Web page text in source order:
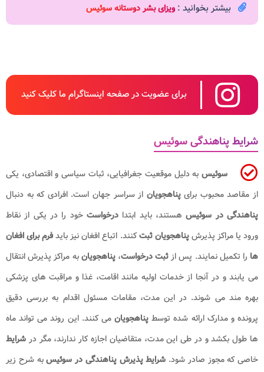
بیشتر بخوانید : ویزای بشر دوستانه سوئیس
برای عضویت در صفحه اینستاگرام ما کلیک کنید
شرایط پناهندگی سوئیس
سوئیس به دلیل موقعیت جغرافیایی، ثبات سیاسی و اقتصادی، یکی
از مقاصد محبوب برایپناهجویان از سراسر جهان است. افرادی که به دنبال
پناهندگی در سوئیسهستند، باید ابتدا درخواست خود را در یکی از نقاط
ورود یا مراکز پذیرشپناهجویان ثبتکنند. اتباع افغان نیز بایدفرم برای افغان
ها را تکمیل نمایند. پس ازثبت درخواست،پناهجویانبه مراکز پذیرش انتقال
می یابند و در آنجا از خدمات اولیه مانند اقامت، غذا و مراقبت های پزشکی
بهره مند می شوند. در این مدت، مقامات مسئول اقدام به بررسی دقیق
پرونده و مدارک ارائه شده توسط پناهجویانمی کنند. این روند می تواند ماه
ها طول بکشد و در طی این مدت، متقاضیان اجازه کار ندارند، مگر در شرایط
خاصی که مجوز صادر شود. شرایط پذیرش پناهندگی در سوئیسبه شرح زیر